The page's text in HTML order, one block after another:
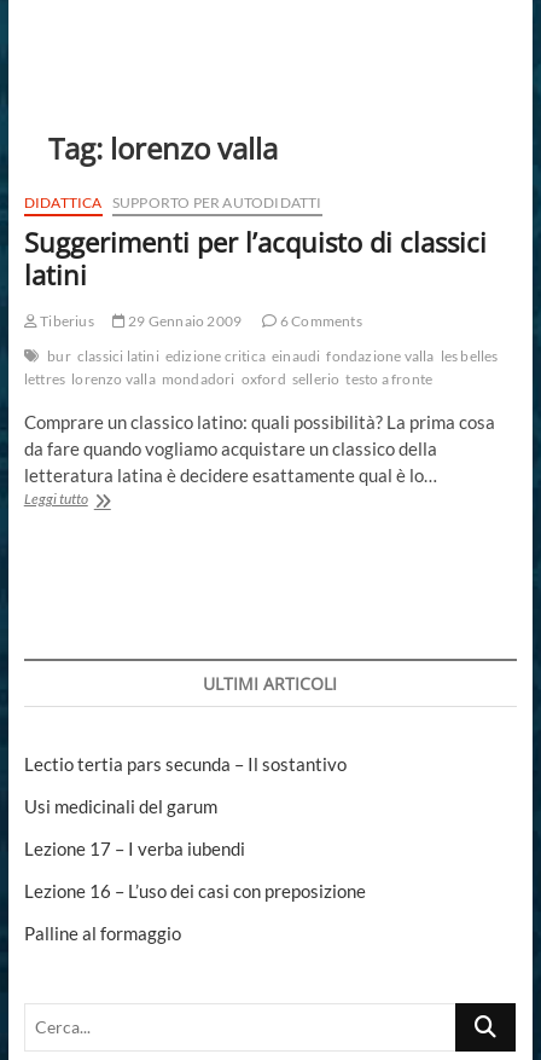
Tag: lorenzo valla
DIDATTICA SUPPORTO PER AUTODIDATTI
Suggerimenti per l’acquisto di classici
latini
Tiberius 29 Gennaio 2009
6 Comments
bur classici latini edizione critica einaudi fondazione valla les belles
lettres lorenzo valla mondadori oxford sellerio testo a fronte
Comprare un classico latino: quali possibilità? La prima cosa
da fare quando vogliamo acquistare un classico della
letteratura latina è decidere esattamente qual è lo…
Leggi tuttoSuggerimenti
ULTIMI ARTICOLI
Lectio tertia pars secunda – Il sostantivo
Usi medicinali del garum
Lezione 17 – I verba iubendi
Lezione 16 – L’uso dei casi con preposizione
Palline al formaggio
Cerca...